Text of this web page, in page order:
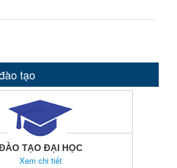
tạo
TẠO ĐẠI HỌC
Xem chi tiết